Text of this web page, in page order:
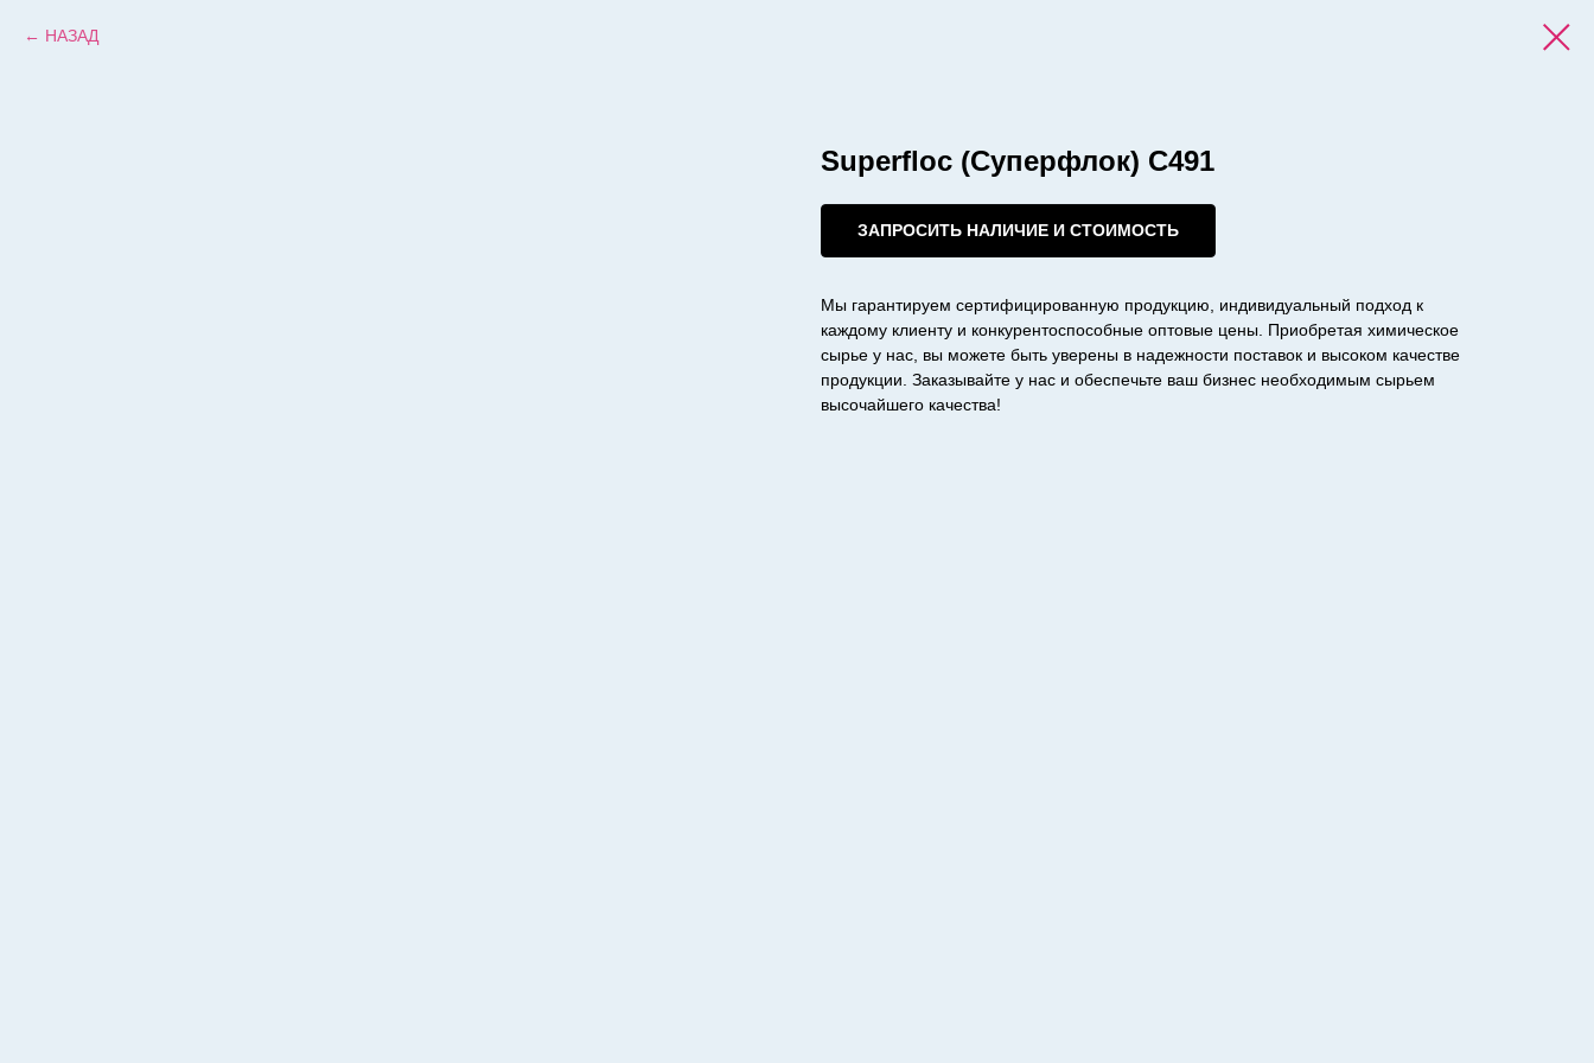
НАЗАД
Superfloc (Суперфлок) C491
ЗАПРОСИТЬ НАЛИЧИЕ И СТОИМОСТЬ
Мы гарантируем сертифицированную продукцию, индивидуальный подход к
каждому клиенту и конкурентоспособные оптовые цены. Приобретая химическое
сырье у нас, вы можете быть уверены в надежности поставок и высоком качестве
продукции. Заказывайте у нас и обеспечьте ваш бизнес необходимым сырьем
высочайшего качества!